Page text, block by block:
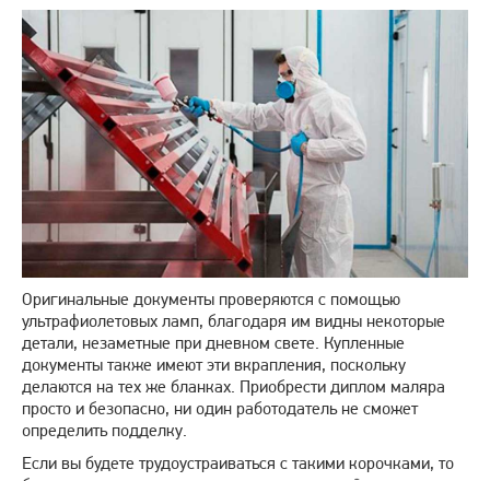
Оригинальные документы проверяются с помощью
ультрафиолетовых ламп, благодаря им видны некоторые
детали, незаметные при дневном свете. Купленные
документы также имеют эти вкрапления, поскольку
делаются на тех же бланках. Приобрести диплом маляра
просто и безопасно, ни один работодатель не сможет
определить подделку.
Если вы будете трудоустраиваться с такими корочками, то